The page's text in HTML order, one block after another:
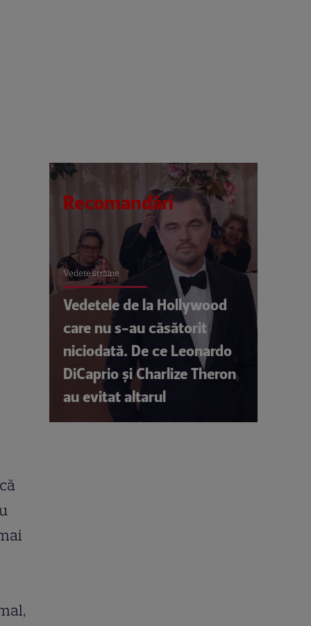
Recomandări
Vedete străine
Vedetele de la Hollywood
care nu s-au căsătorit
niciodată. De ce Leonardo
DiCaprio și Charlize Theron
au evitat altarul